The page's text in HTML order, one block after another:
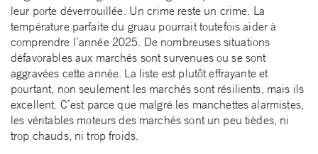
leur porte déverrouillée. Un crime reste un crime. La
température parfaite du gruau pourrait toutefois aider à
comprendre l’année 2025. De nombreuses situations
défavorables aux marchés sont survenues ou se sont
aggravées cette année. La liste est plutôt effrayante et
pourtant, non seulement les marchés sont résilients, mais ils
excellent. C’est parce que malgré les manchettes alarmistes,
les véritables moteurs des marchés sont un peu tièdes, ni
trop chauds, ni trop froids.